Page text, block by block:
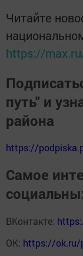
Читайте
https://
путь" и
района
https://
Самое
ВКонтакте:
ОК: https://ok.ru/